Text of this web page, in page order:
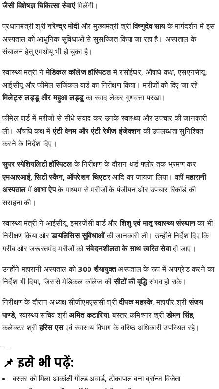
जैसी विशेषज्ञ चिकित्सा सेवाएंमिलेंगी।
प्रधानमंत्री श्रीनरेन्द्र मोदीऔर मुख्यमंत्री श्रीविष्णुदेव सायके मार्गदर्शन में इस
अस्पताल को आधुनिक सुविधाओं से सुसज्जित किया जा रहा है। अस्पताल के
संचालन हेतु एमओयू भी हो चुका है।
स्वास्थ्य मंत्री नेमेडिकल कॉलेज हॉस्पिटलमें रसोईघर, औषधि कक्ष, एसएनसीयू,
आईसीयू और फीमेल सर्जिकल वार्ड का निरीक्षण किया। मरीजों को दिए जा रहे
मिलेट्स लड्डू और महुआ लड्डूका स्वाद लेकर गुणवत्ता परखा।
फीमेल वार्ड में मरीजों से सीधे संवाद कर उनके स्वास्थ्य और उपचार की जानकारी
ली। औषधि कक्ष मेंएंटी वेनम और एंटी रेबीज इंजेक्शनकी उपलब्धता सुनिश्चित
करने के निर्देश दिए।
सुपर स्पेशियलिटी हॉस्पिटलके निरीक्षण के दौरान थर्ड फ्लोर तक भ्रमण कर
एमआरआई, सिटी स्कैन, ऑपरेशन थिएटरआदि का जायजा लिया। वहींमहारानी
अस्पतालमेंआभा ऐपके माध्यम से मरीजों के पंजीयन और उपचार रिकॉर्ड की
सराहना की।
स्वास्थ्य मंत्री ने आईसीयू, इमरजेंसी वार्ड औरशिशु एवं मातृ स्वास्थ्य संस्थानका भी
निरीक्षण किया औरडायलिसिस सुविधाओंकी जानकारी ली। उन्होंने निर्देश दिए कि
गरीब और जरूरतमंद मरीजों कोसंवेदनशीलता के साथ त्वरित सेवादी जाए।
उन्होंने महारानी अस्पताल को 300 शैयायुक्तअस्पताल के रूप में अपग्रेड करने का
निर्देश भी दिया, जिससे मेडिकल कॉलेज कीसीटों की वृद्धिसंभव हो सके।
निरीक्षण के दौरान अध्यक्ष सीजीएमएससी श्रीदीपक महस्के, महापौर श्रीसंजय
पाण्डे, स्वास्थ्य सचिव श्रीअमित कटारिया, बस्तर कमिश्नर श्रीडोमन सिंह,
कलेक्टर श्रीहरिस एसएवं स्वास्थ्य विभाग के वरिष्ठ अधिकारी उपस्थित रहे।
---
📌 इसे भी पढ़ें:
बस्तर को मिला आकांक्षी गोल्ड अवार्ड, टोकापाल बना ब्रॉन्ज विजेता